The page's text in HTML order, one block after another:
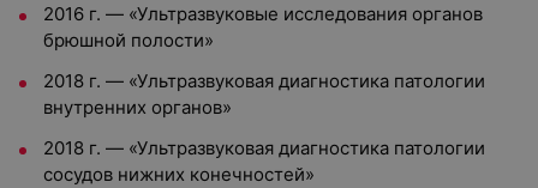
2016 г. — «Ультразвуковые исследования органов
брюшной полости»
2018 г. — «Ультразвуковая диагностика патологии
внутренних органов»
2018 г. — «Ультразвуковая диагностика патологии
сосудов нижних конечностей»